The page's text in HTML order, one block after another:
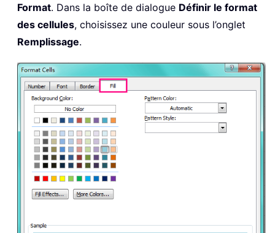
Format. Dans la boîte de dialogue Définir le format
des cellules, choisissez une couleur sous l’onglet
Remplissage.